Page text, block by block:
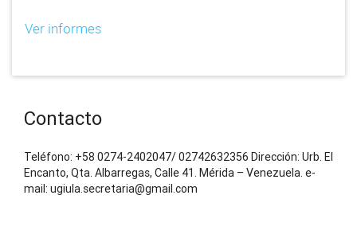
Ver informes
Contacto
Teléfono: +58 0274-2402047/ 02742632356 Dirección: Urb. El
Encanto, Qta. Albarregas, Calle 41. Mérida – Venezuela. e-
mail: ugiula.secretaria@gmail.com